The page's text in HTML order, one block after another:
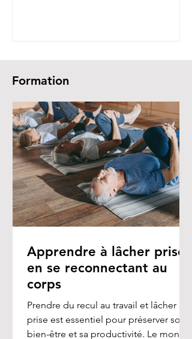
Formation
Apprendre à lâcher prise
en se reconnectant au
corps
Prendre du recul au travail et lâcher
prise est essentiel pour préserver son
bien-être et sa productivité. Le monde